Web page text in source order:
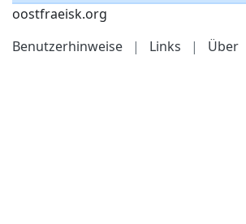
oostfraeisk.org
Benutzerhinweise
| Links | Über